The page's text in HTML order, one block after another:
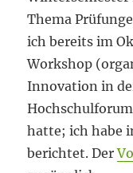
Thema
ich bereits im
Workshop
Innovation in
hatte; ich habe
berichtet. Der